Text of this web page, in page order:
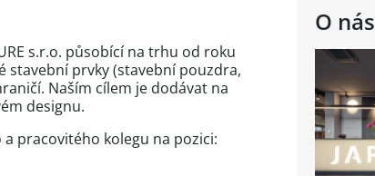
O nás
s.r.o. působící na trhu od roku
stavební prvky (stavební pouzdra,
Naším cílem je dodávat na
designu.
pracovitého kolegu na pozici: